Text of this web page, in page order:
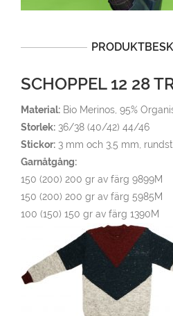
SCHOPPEL 12 28
Material: Bio Merinos, 95%
Storlek: 36/38 (40/42) 44/46
Stickor: 3 mm och 3,5 mm,
Garnåtgång:
150 (200) 200 gr av färg 9899M
150 (200) 200 gr av färg 5985M
100 (150) 150 gr av färg 1390M